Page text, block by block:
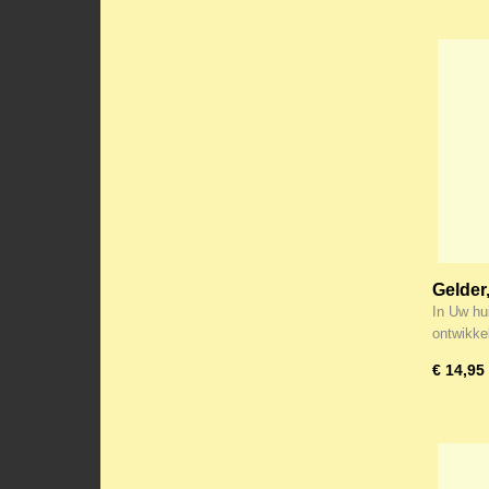
In Uw
€ 14,95